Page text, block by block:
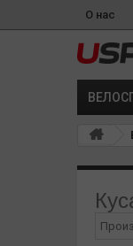
О нас